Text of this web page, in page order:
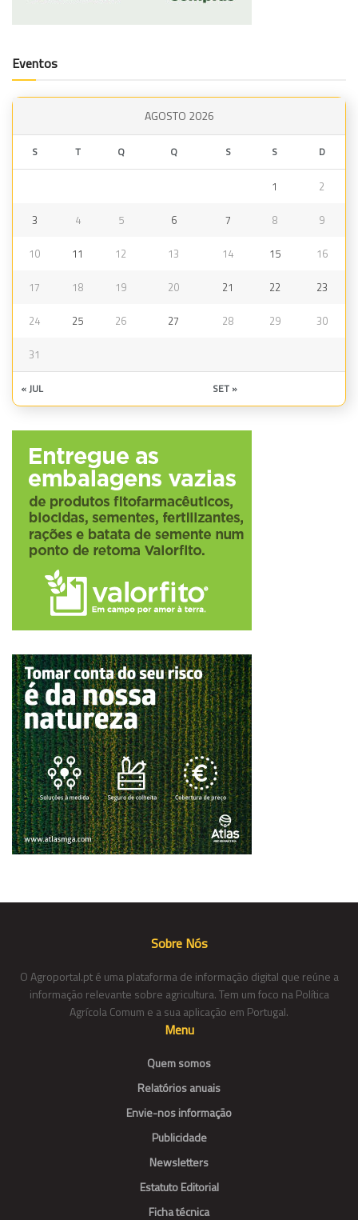
Eventos
AGOSTO 2026
S T Q Q S S D
1 2
3 4 5 6 7 8 9
10 11 12 13 14 15 16
17 18 19 20 21 22 23
24 25 26 27 28 29 30
31
« JUL SET »
Sobre Nós
O Agroportal.pt é uma plataforma de informação digital que reúne a
informação relevante sobre agricultura. Tem um foco na Política
Agrícola Comum e a sua aplicação em Portugal.
Menu
Quem somos
Relatórios anuais
Envie-nos informação
Publicidade
Newsletters
Estatuto Editorial
Ficha técnica